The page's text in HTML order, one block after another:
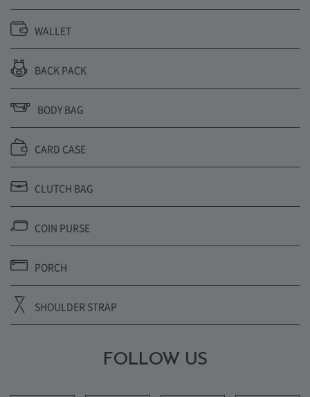
WALLET
BACK PACK
BODY BAG
CARD CASE
CLUTCH BAG
COIN PURSE
PORCH
SHOULDER STRAP
FOLLOW US